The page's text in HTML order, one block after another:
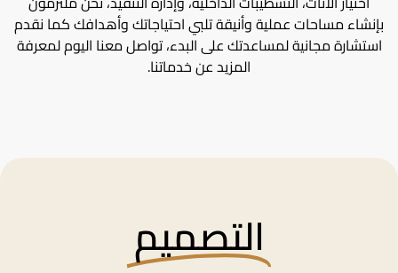
بإنشاء مساحات عملية وأنيقة تلبي احتياجاتك وأهدافك كما نقدم
استشارة مجانية لمساعدتك على البدء، تواصل معنا اليوم لمعرفة
المزيد عن خدماتنا.
التصميم